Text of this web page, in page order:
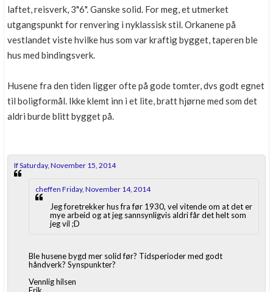
laftet, reisverk, 3"6". Ganske solid. For meg, et utmerket
utgangspunkt for renvering i nyklassisk stil. Orkanene på
vestlandet viste hvilke hus som var kraftig bygget, taperen ble
hus med bindingsverk.
Husene fra den tiden ligger ofte på gode tomter, dvs godt egnet
til boligformål. Ikke klemt inn i et lite, bratt hjørne med som det
aldri burde blitt bygget på.
If Saturday, November 15, 2014
cheffen Friday, November 14, 2014
Jeg foretrekker hus fra før 1930, vel vitende om at det er
mye arbeid og at jeg sannsynligvis aldri får det helt som
jeg vil ;D
Ble husene bygd mer solid før? Tidsperioder med godt
håndverk? Synspunkter?
Vennlig hilsen